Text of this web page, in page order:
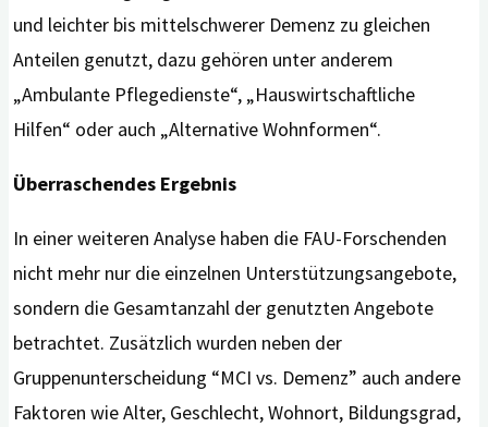
und leichter bis mittelschwerer Demenz zu gleichen
Anteilen genutzt, dazu gehören unter anderem
„Ambulante Pflegedienste“, „Hauswirtschaftliche
Hilfen“ oder auch „Alternative Wohnformen“.
Überraschendes Ergebnis
In einer weiteren Analyse haben die FAU-Forschenden
nicht mehr nur die einzelnen Unterstützungsangebote,
sondern die Gesamtanzahl der genutzten Angebote
betrachtet. Zusätzlich wurden neben der
Gruppenunterscheidung “MCI vs. Demenz” auch andere
Faktoren wie Alter, Geschlecht, Wohnort, Bildungsgrad,